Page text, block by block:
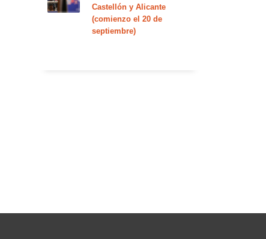
Castellón y Alicante
(comienzo el 20 de
septiembre)